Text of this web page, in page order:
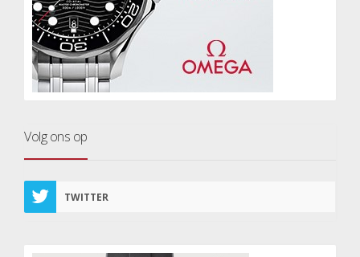
Volg ons op
TWITTER